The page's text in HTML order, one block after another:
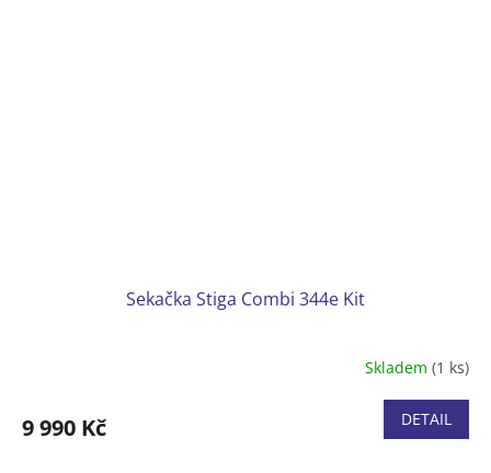
Sekačka Stiga Combi 344e Kit
Skladem (1 ks)
9 990 Kč DETAIL